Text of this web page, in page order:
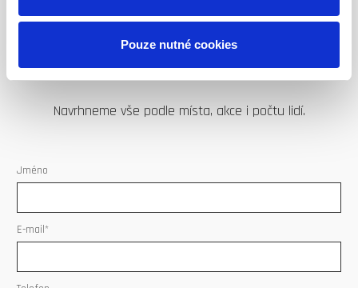
Pouze nutné cookies
Máte zájem? Ozvěte se
nám.
Navrhneme vše podle místa, akce i počtu lidí.
Jméno
E-mail*